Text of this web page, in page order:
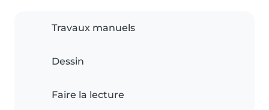
Travaux manuels
Dessin
Faire la lecture